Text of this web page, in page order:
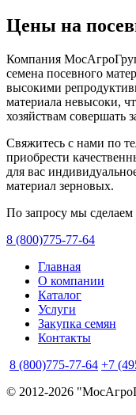
Цены на
Компания
семена посевного
высокими
материала невысоки,
хозяйствам совершать
Свяжитесь с нами по
приобрести
для вас
материал зерновых.
По запросу мы
8 (800)775-77-64
Главная
О компании
Каталог
Услуги
Закупка семян
Контакты
8 (800)775-77-64 +7
© 2012-2026